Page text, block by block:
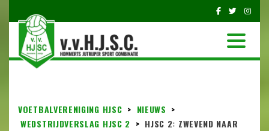
VOETBALVERENIGING HJSC > NIEUWS >
WEDSTRIJDVERSLAG HJSC 2 > HJSC 2: ZWEVEND NAAR